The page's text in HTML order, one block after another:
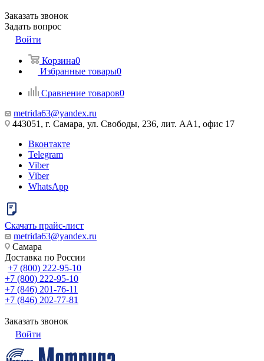
Заказать звонок
Задать вопрос
Войти
Корзина0
Избранные товары0
Сравнение товаров0
metrida63@yandex.ru
443051, г. Самара, ул. Свободы, 236, лит. АА1, офис 17
Вконтакте
Telegram
Viber
Viber
WhatsApp
Скачать прайс-лист
metrida63@yandex.ru
Самара
Доставка по России
+7 (800) 222-95-10
+7 (800) 222-95-10
+7 (846) 201-76-11
+7 (846) 202-77-81
Заказать звонок
Войти